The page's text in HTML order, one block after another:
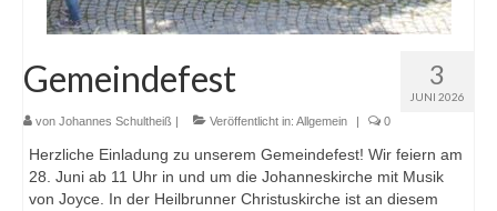
3
JUNI 2026
Gemeindefest
von Johannes Schultheiß Veröffentlicht in: Allgemein 0
Herzliche Einladung zu unserem Gemeindefest! Wir feiern am
28. Juni ab 11 Uhr in und um die Johanneskirche mit Musik
von Joyce. In der Heilbrunner Christuskirche ist an diesem